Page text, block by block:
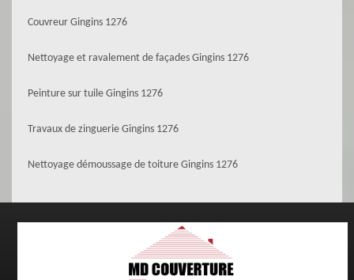
Couvreur Gingins 1276
Nettoyage et ravalement de façades Gingins 1276
Peinture sur tuile Gingins 1276
Travaux de zinguerie Gingins 1276
Nettoyage démoussage de toiture Gingins 1276